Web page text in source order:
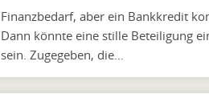
Finanzbedarf, aber ein Bankkredit
Dann könnte eine stille Beteiligung
sein. Zugegeben, die…